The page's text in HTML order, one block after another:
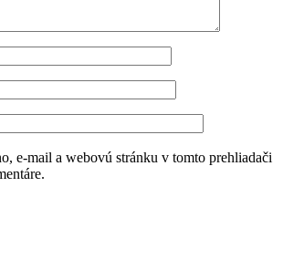
e-mail a webovú stránku v tomto prehliadači